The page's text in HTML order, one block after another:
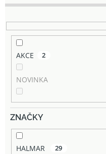
AKCE 2
NOVINKA
ZNAČKY
HALMAR 29